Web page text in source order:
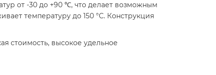
от -30 до +90 ℃, что делает возможным
температуру до 150 °С. Конструкция
стоимость, высокое удельное